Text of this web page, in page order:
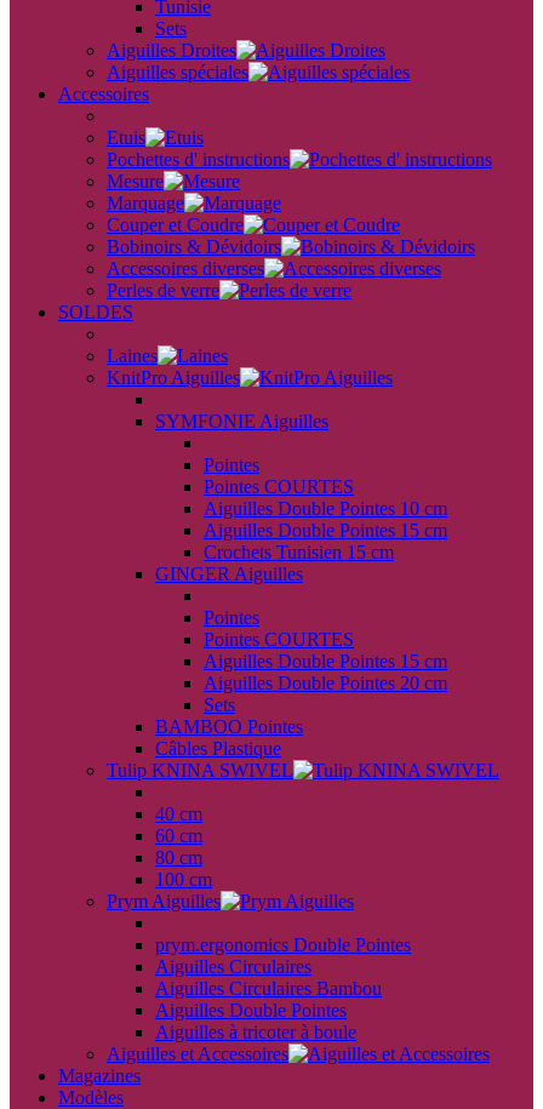
Tunisie
Sets
Aiguilles Droites
Aiguilles spéciales
Accessoires
Etuis
Pochettes d' instructions
Mesure
Marquage
Couper et Coudre
Bobinoirs & Dévidoirs
Accessoires diverses
Perles de verre
SOLDES
Laines
KnitPro Aiguilles
SYMFONIE Aiguilles
Pointes
Pointes COURTES
Aiguilles Double Pointes 10 cm
Aiguilles Double Pointes 15 cm
Crochets Tunisien 15 cm
GINGER Aiguilles
Pointes
Pointes COURTES
Aiguilles Double Pointes 15 cm
Aiguilles Double Pointes 20 cm
Sets
BAMBOO Pointes
Câbles Plastique
Tulip KNINA SWIVEL
40 cm
60 cm
80 cm
100 cm
Prym Aiguilles
prym.ergonomics Double Pointes
Aiguilles Circulaires
Aiguilles Circulaires Bambou
Aiguilles Double Pointes
Aiguilles à tricoter à boule
Aiguilles et Accessoires
Magazines
Modèles